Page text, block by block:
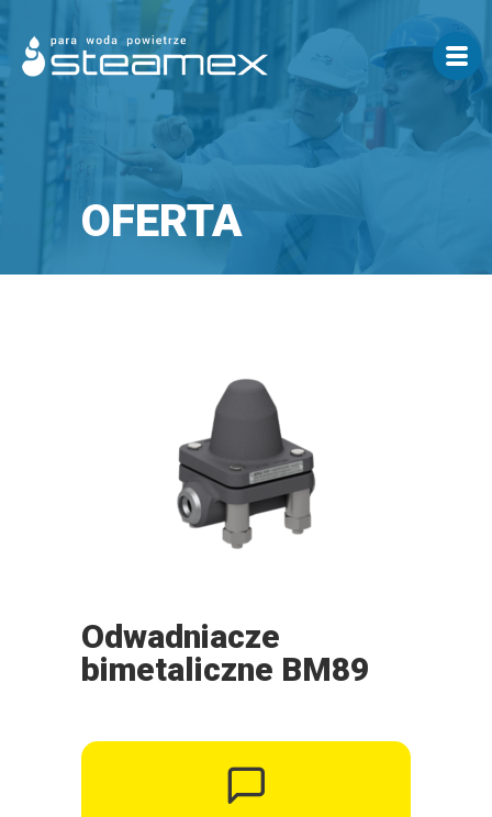
OFERTA
Odwadniacze
bimetaliczne BM89